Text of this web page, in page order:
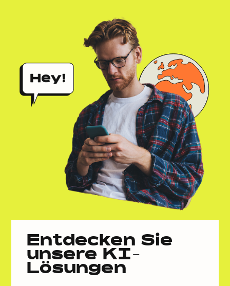
Entdecken Sie
unsere KI-
Lösungen